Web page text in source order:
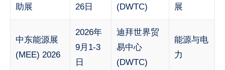
助展
26日
(DWTC)
展
中东能源展
(MEE) 2026
2026年
9月1-3
日
迪拜世界贸
易中心
(DWTC)
能源与电
力